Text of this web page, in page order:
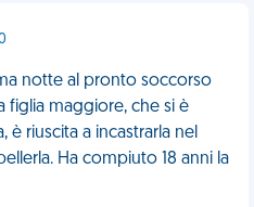
notte al pronto soccorso
figlia maggiore, che si è
riuscita a incastrarla nel
Ha compiuto 18 anni la